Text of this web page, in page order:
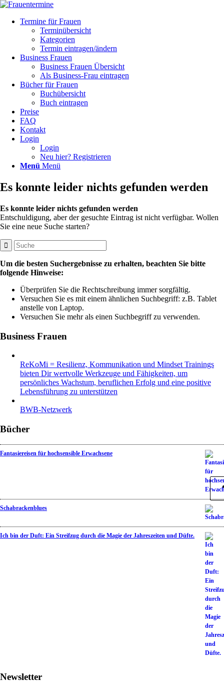
Termine für Frauen
Terminübersicht
Kategorien
Termin eintragen/ändern
Business Frauen
Business Frauen Übersicht
Als Business-Frau eintragen
Bücher für Frauen
Buchübersicht
Buch eintragen
Preise
FAQ
Kontakt
Login
Login
Neu hier? Registrieren
Menü Menü
Es konnte leider nichts gefunden werden
Es konnte leider nichts gefunden werden
Entschuldigung, aber der gesuchte Eintrag ist nicht verfügbar. Wollen
Sie eine neue Suche starten?
Um die besten Suchergebnisse zu erhalten, beachten Sie bitte
folgende Hinweise:
Überprüfen Sie die Rechtschreibung immer sorgfältig.
Versuchen Sie es mit einem ähnlichen Suchbegriff: z.B. Tablet
anstelle von Laptop.
Versuchen Sie mehr als einen Suchbegriff zu verwenden.
Business Frauen
ReKoMi = Resilienz, Kommunikation und Mindset Trainings
bieten Dir wertvolle Werkzeuge und Fähigkeiten, um
persönliches Wachstum, beruflichen Erfolg und eine positive
Lebensführung zu unterstützen
BWB-Netzwerk
Bücher
Fantasiereisen für hochsensible Erwachsene
Schabrackenblues
Ich bin der Duft: Ein Streifzug durch die Magie der Jahreszeiten und Düfte.
Newsletter